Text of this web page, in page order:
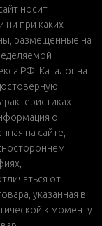
носит
ни при каких
размещенные на
РФ. Каталог на
о
на сайте,
от
указанная в
к моменту